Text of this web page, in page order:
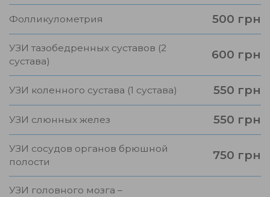
Фолликулометрия 500 грн
УЗИ тазобедренных суставов (2
сустава)
600 грн
УЗИ коленного сустава (1 сустава) 550 грн
УЗИ слюнных желез 550 грн
УЗИ сосудов органов брюшной
полости
750 грн
УЗИ головного мозга –